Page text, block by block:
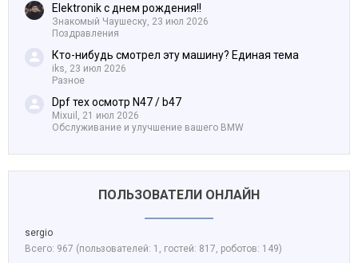
Elektronik с днем рождения!!
Знакомый Чаушеску, 23 июл 2026
Поздравления
Кто-нибудь смотрел эту машину? Единая тема
iks, 23 июл 2026
Разное
Dpf тех осмотр N47 / b47
Mixuil, 21 июл 2026
Обслуживание и улучшение вашего BMW
ПОЛЬЗОВАТЕЛИ ОНЛАЙН
sergio
Всего: 967 (пользователей: 1, гостей: 817, роботов: 149)